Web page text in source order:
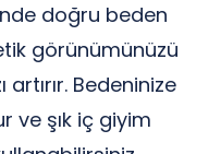
doğru beden
görünümünüzü
artırır. Bedeninize
ve şık iç giyim